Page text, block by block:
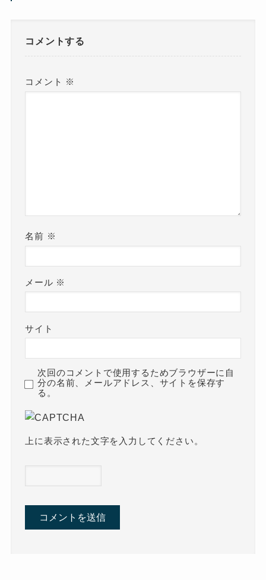
コメントする
コメント ※
名前 ※
メール ※
サイト
次回のコメントで使用するためブラウザーに自
分の名前、メールアドレス、サイトを保存す
る。
上に表示された文字を入力してください。